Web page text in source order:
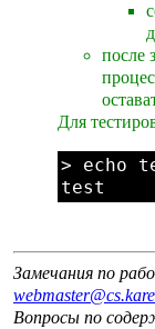
после
Для
> echo
Замечания по
Вопросы по